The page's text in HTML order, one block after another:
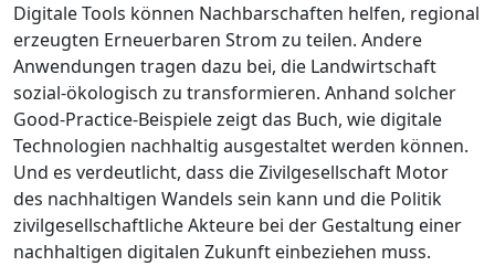
Digitale Tools können Nachbarschaften helfen, regional
erzeugten Erneuerbaren Strom zu teilen. Andere
Anwendungen tragen dazu bei, die Landwirtschaft
sozial-ökologisch zu transformieren. Anhand solcher
Good-Practice-Beispiele zeigt das Buch, wie digitale
Technologien nachhaltig ausgestaltet werden können.
Und es verdeutlicht, dass die Zivilgesellschaft Motor
des nachhaltigen Wandels sein kann und die Politik
zivilgesellschaftliche Akteure bei der Gestaltung einer
nachhaltigen digitalen Zukunft einbeziehen muss.